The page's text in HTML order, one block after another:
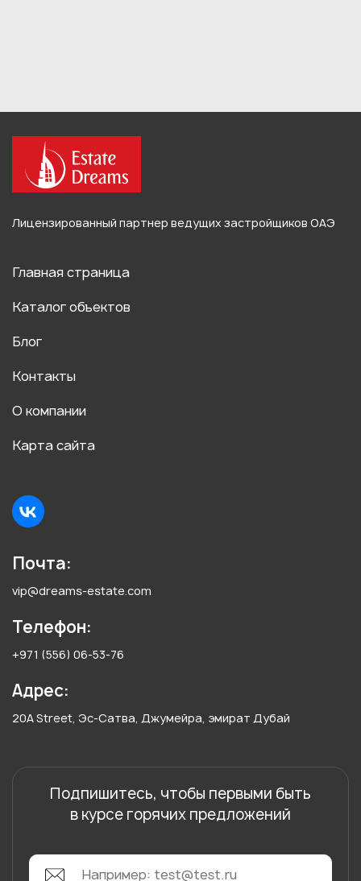
Лицензированный партнер ведущих застройщиков ОАЭ
Главная страница
Каталог объектов
Блог
Контакты
О компании
Карта сайта
Почта:
vip@dreams-estate.com
Телефон:
+971 (556) 06-53-76
Адрес:
20A Street, Эс-Сатва, Джумейра, эмират Дубай
Подпишитесь, чтобы первыми быть
в курсе горячих предложений